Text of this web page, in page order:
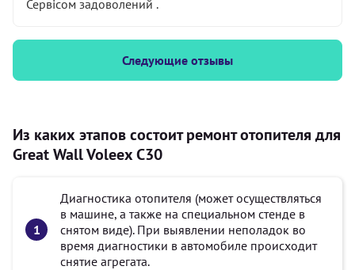
Сервісом задоволений .
Следующие отзывы
Из каких этапов состоит ремонт отопителя для
Great Wall Voleex C30
Диагностика отопителя (может осуществляться
в машине, а также на специальном стенде в
снятом виде). При выявлении неполадок во
время диагностики в автомобиле происходит
снятие агрегата.